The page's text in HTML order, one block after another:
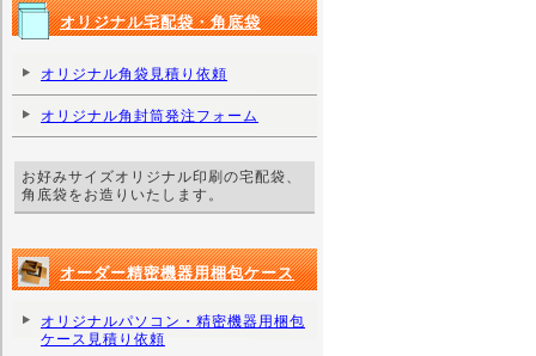
オリジナル宅配袋・角底袋
オリジナル角袋見積り依頼
オリジナル角封筒発注フォーム
お好みサイズオリジナル印刷の宅配袋、
角底袋をお造りいたします。
オーダー精密機器用梱包ケース
オリジナルパソコン・精密機器用梱包
ケース見積り依頼